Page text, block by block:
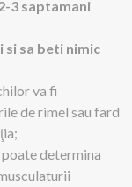
3 saptamani
si sa beti nimic
va fi
de rimel sau fard
determina